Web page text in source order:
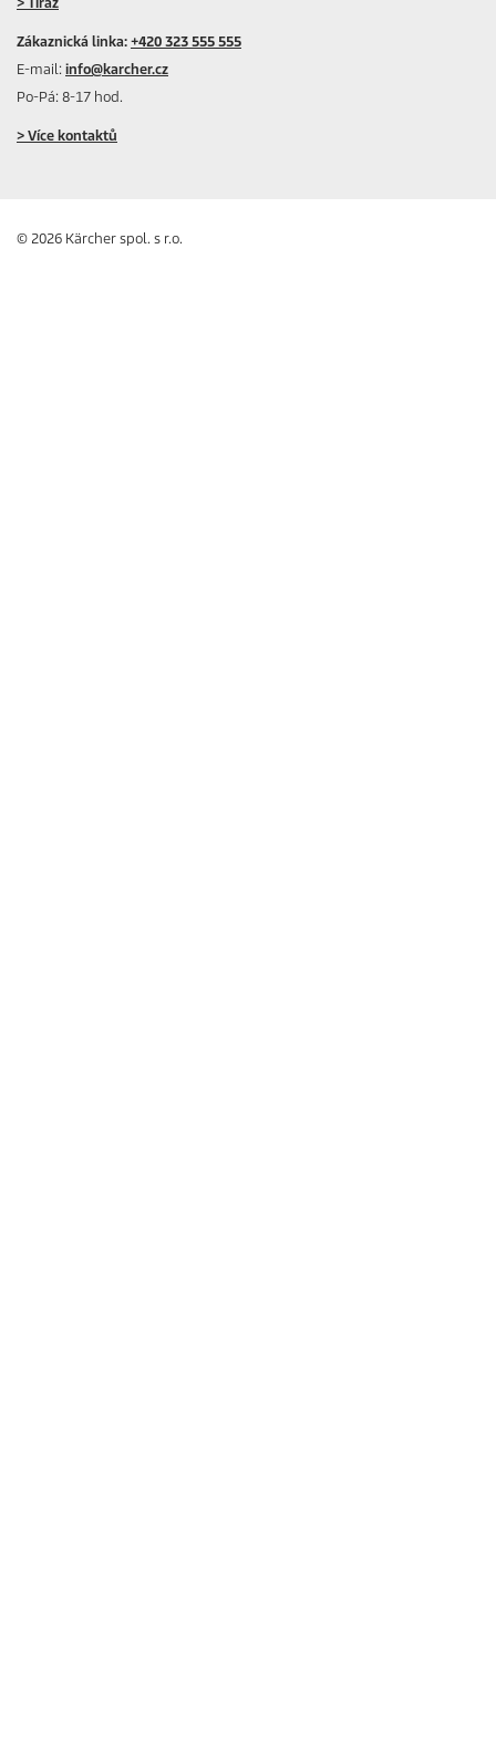
Zákaznická linka: +420 323 555 555
E-mail: info@karcher.cz
Po-Pá: 8-17 hod.
> Více kontaktů
© 2026 Kärcher spol. s r.o.